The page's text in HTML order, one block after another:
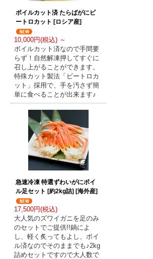
ボイルカット済 たらばがにビ
ートロカット [ロシア産]
10,000円(税込) ～
ボイルカット済なので手間要
らず！自然解凍押してすぐに
召し上がることができます。
特殊カット製法「ビートロカ
ット」採用で、手を汚さず簡
単に食べることが出来ます♪
急速冷凍 特選ずわいがにボイ
ル足セット [約2kg詰] [海外産]
17,500円(税込)
大人気のズワイガニを足のみ
のセットでご提供!!鍋によ
し、軽く炙ってもよし、ボイ
ル済なのでそのままでも♪2kg
詰めセットですので大人数で